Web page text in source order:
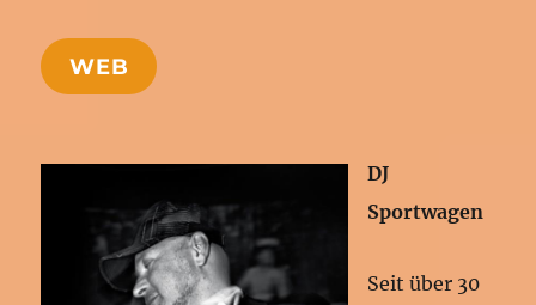
WEB
DJ
Sportwagen
Seit über 30